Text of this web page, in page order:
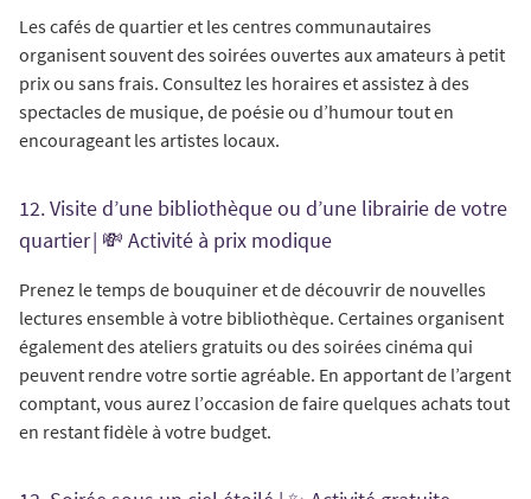
Les cafés de quartier et les centres communautaires
organisent souvent des soirées ouvertes aux amateurs à petit
prix ou sans frais. Consultez les horaires et assistez à des
spectacles de musique, de poésie ou d’humour tout en
encourageant les artistes locaux.
12. Visite d’une bibliothèque ou d’une librairie de votre
quartier | 💸 Activité à prix modique
Prenez le temps de bouquiner et de découvrir de nouvelles
lectures ensemble à votre bibliothèque. Certaines organisent
également des ateliers gratuits ou des soirées cinéma qui
peuvent rendre votre sortie agréable. En apportant de l’argent
comptant, vous aurez l’occasion de faire quelques achats tout
en restant fidèle à votre budget.